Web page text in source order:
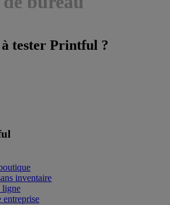
tester Printful ?
inventaire
ligne
entreprise